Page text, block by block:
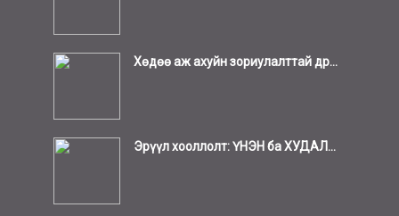
Хөдөө аж ахуйн зориулалттай др...
Эрүүл хооллолт: ҮНЭН ба ХУДАЛ...